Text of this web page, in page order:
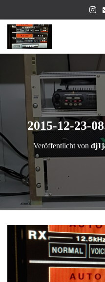
2015-12-23-
Veröffentlicht von